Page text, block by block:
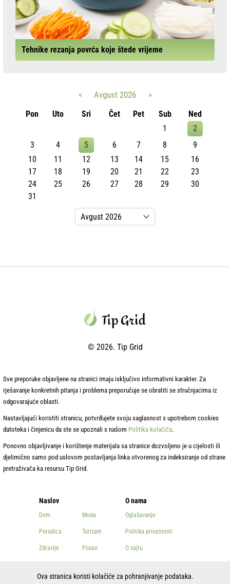
Tehnike rezanja povrća koje štede vrijeme
« Avgust 2026
»
Pon
Uto Sri Čet Pet Sub
Ned
1
2
3
4 5 6 7 8
9
10
11 12 13 14 15
16
17
18 19 20 21 22
23
24
25 26 27 28 29
30
31
© 2026. Tip Grid
Naslov
Dom
Porodica
Zdravlje
Kuvanje
Moda
Turizam
Posao
O nama
Oglašavanje
Politika privatnosti
O sajtu
Sve preporuke objavljene na stranici imaju isključivo informativni karakter. Za
rješavanje konkretnih pitanja i problema preporučuje se obratiti se stručnjacima iz
odgovarajuće oblasti.
Nastavljajući koristiti stranicu, potvrđujete svoju saglasnost s upotrebom cookies
datoteka i činjenicu da ste se upoznali s našom Politika kolačića.
Ponovno objavljivanje i korištenje materijala sa stranice dozvoljeno je u cijelosti ili
djelimično samo pod uslovom postavljanja linka otvorenog za indeksiranje od strane
pretraživača ka resursu Tip Grid.
Ova stranica koristi kolačiće za pohranjivanje podataka.